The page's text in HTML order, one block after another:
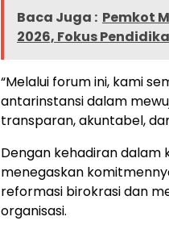
Baca Juga : Pemkot
2026, Fokus
“Melalui forum ini, kami
antarinstansi dalam
transparan, akuntabel,
Dengan kehadiran dalam
menegaskan
reformasi birokrasi dan
organisasi.